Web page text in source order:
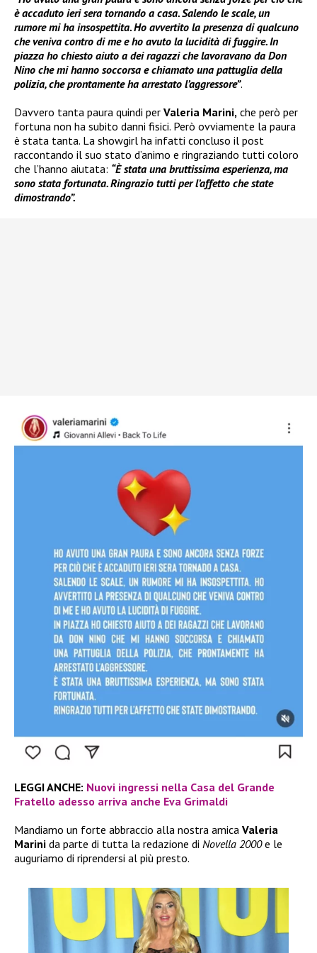
è accaduto ieri sera tornando a casa. Salendo le scale, un
rumore mi ha insospettita. Ho avvertito la presenza di qualcuno
che veniva contro di me e ho avuto la lucidità di fuggire. In
piazza ho chiesto aiuto a dei ragazzi che lavoravano da Don
Nino che mi hanno soccorsa e chiamato una pattuglia della
polizia, che prontamente ha arrestato l’aggressore”.
Davvero tanta paura quindi per Valeria Marini, che però per
fortuna non ha subito danni fisici. Però ovviamente la paura
è stata tanta. La showgirl ha infatti concluso il post
raccontando il suo stato d’animo e ringraziando tutti coloro
che l’hanno aiutata: “È stata una bruttissima esperienza, ma
sono stata fortunata. Ringrazio tutti per l’affetto che state
dimostrando”.
LEGGI ANCHE: Nuovi ingressi nella Casa del Grande
Fratello adesso arriva anche Eva Grimaldi
Mandiamo un forte abbraccio alla nostra amica Valeria
Marini da parte di tutta la redazione di Novella 2000e le
auguriamo di riprendersi al più presto.